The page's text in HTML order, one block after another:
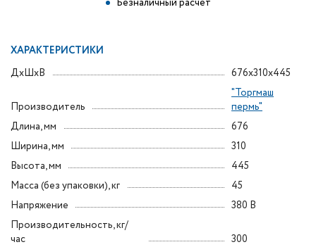
Безналичный расчет
ХАРАКТЕРИСТИКИ
ДxШxВ
676x310x445
Производитель
"Торгмаш
пермь"
Длина, мм
676
Ширина, мм
310
Высота, мм
445
Масса (без упаковки), кг
45
Напряжение
380 В
Производительность, кг/
час
300